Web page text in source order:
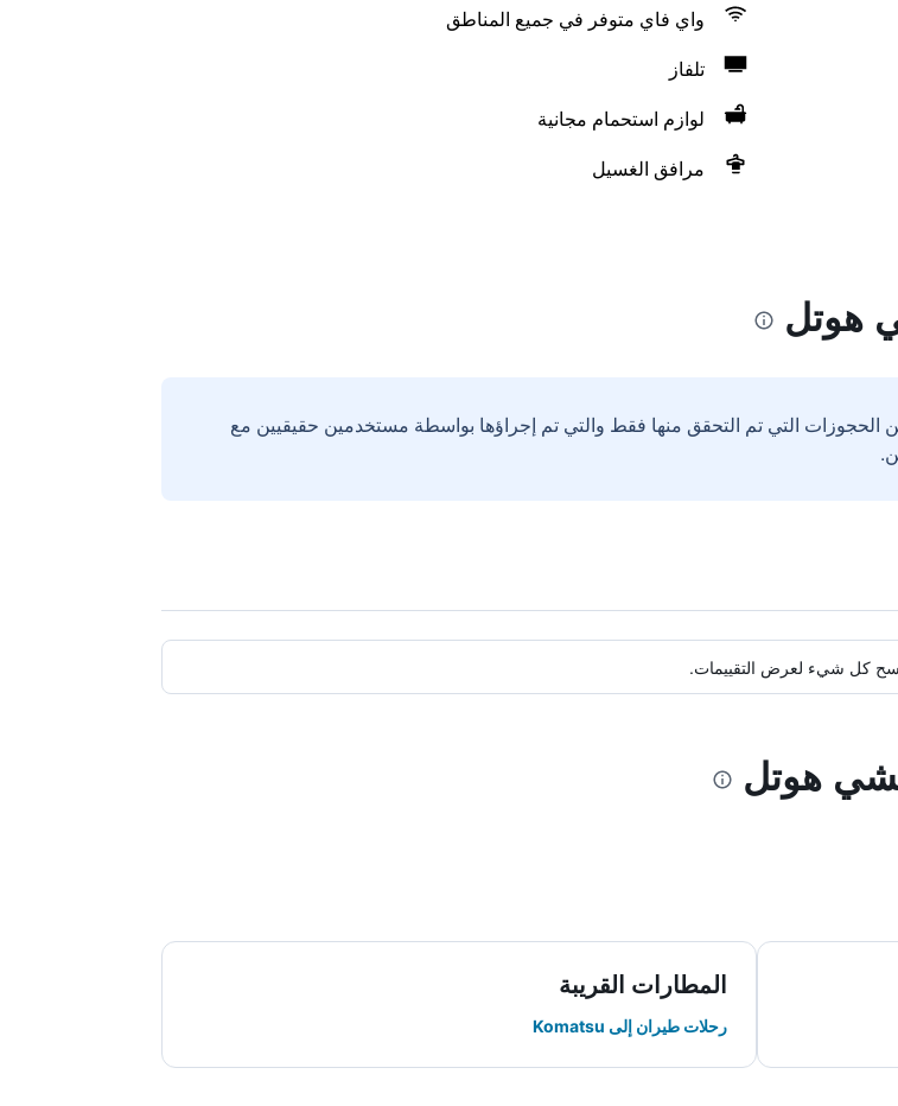
واي فاي متوفر في جميع المناطق
تلفاز
لوازم استحمام مجانية
مرافق الغسيل
هوتل
التي تم التحقق منها فقط والتي تم إجراؤها بواسطة مستخدمين حقيقيين مع
مسح كل شيء لعرض التقييمات.
هوتل
المطارات القريبة
رحلات طيران إلى Komatsu